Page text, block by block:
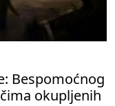
Bespomoćnog
okupljenih